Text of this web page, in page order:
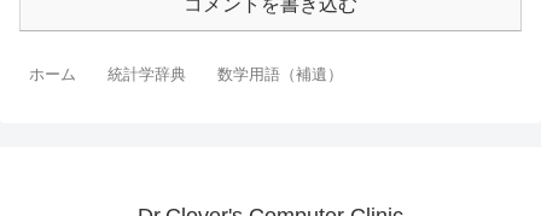
コメントを書き込む
ホーム 統計学辞典 数学用語（補遺）